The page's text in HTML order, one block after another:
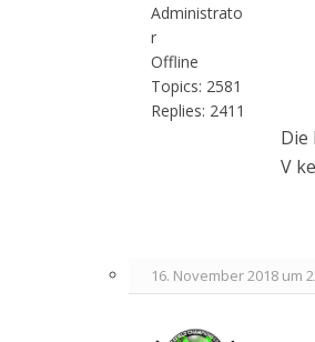
Administrato
r
Offline
Topics: 2581
Replies: 2411
Die
V
16. November 2018 um